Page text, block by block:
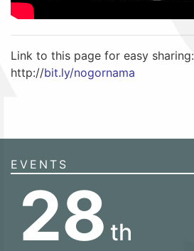
Link to this page for easy sharing:
http://bit.ly/nogornama
EVENTS
28 th